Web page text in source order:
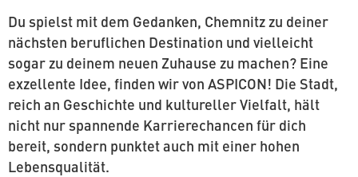
Du spielst mit dem Gedanken, Chemnitz zu deiner
nächsten be­ruf­li­chen De­sti­na­ti­on und viel­leicht
sogar zu deinem neuen Zuhause zu machen? Eine
ex­zel­len­te Idee, finden wir von ASPICON! Die Stadt,
reich an Ge­schich­te und kul­tu­rel­ler Vielfalt, hält
nicht nur spannende Kar­rie­re­chan­cen für dich
bereit, sondern punktet auch mit einer hohen
Lebensqualität.